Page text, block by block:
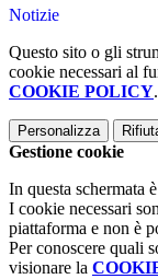
Notizie
Questo sito o gli
cookie necessari al
COOKIE POLICY.
Personalizza
Gestione cookie
In questa schermata
I cookie necessari
piattaforma e non è
Per conoscere quali
visionare la